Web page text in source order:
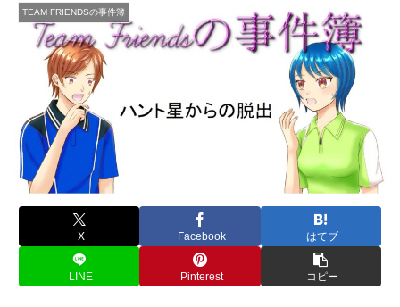
TEAM FRIENDSの事件簿
X Facebook はてブ
LINE Pinterest コピー